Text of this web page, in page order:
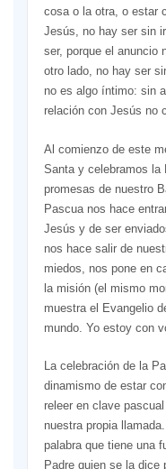
cosa o la otra, o estar
Jesús, no hay ser sin
ser, porque el anuncio
otro lado, no hay ser
no es algo íntimo: sin
relación con Jesús no
Al comienzo de este
Santa y celebramos la
promesas de nuestro
Pascua nos hace
Jesús y de ser
nos hace salir de
miedos, nos pone en
la misión (el mismo
muestra el Evangelio
mundo. Yo estoy con
La celebración de la
dinamismo de estar
releer en clave
nuestra propia
palabra que tiene una
Padre quien se la dice